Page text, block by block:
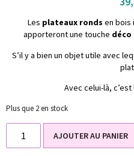
Les plateaux ronds en bois
apporteront une touche
S’il y a bien un objet utile avec
Avec celui-là, c’est
Plus que 2 en stock
AJOUTER AU PANIER